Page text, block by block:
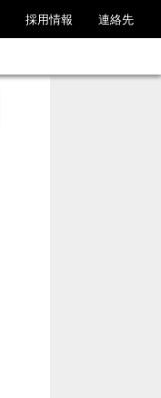
採用情報 連絡先